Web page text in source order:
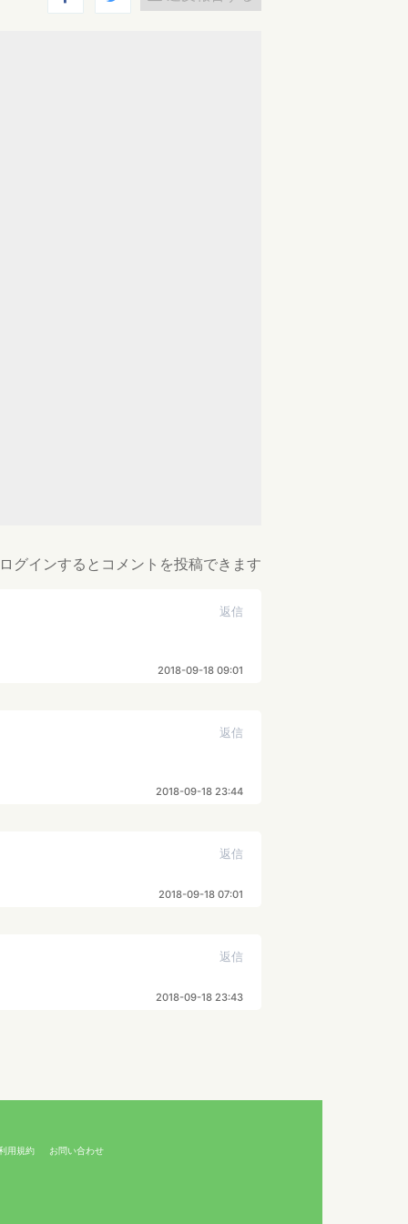
ログインするとコメントを投稿できます
返信
2018-09-18 09:01
返信
2018-09-18 23:44
返信
2018-09-18 07:01
返信
2018-09-18 23:43
用規約 お問い合わせ